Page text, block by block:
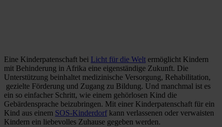
Eine Kinderpatenschaft bei Licht für die Welt ermöglicht Kindern
mit Behinderung in Afrika eine eigenständige Zukunft. Die
Unterstützung beinhaltet medizinische Versorgung, Rehabilitation,
gezielte Förderung und Zugang zu Bildung. Und manchmal ist es
ein so einfacher Schritt, wie einem gehörlosen Kind die
Gebärdensprache beizubringen. Mit einer Kinderpatenschaft für ein
Kind aus einem SOS-Kinderdorf kann verlassenen oder verwaisten
Kindern ein liebevolles Zuhause gegeben werden.